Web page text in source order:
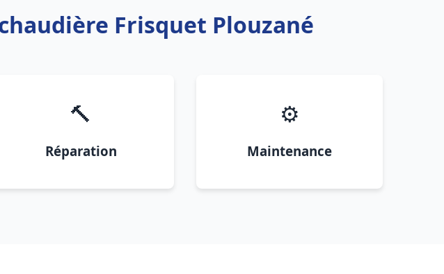
Frisquet Plouzané
🔨
Réparation
⚙️
Maintenance